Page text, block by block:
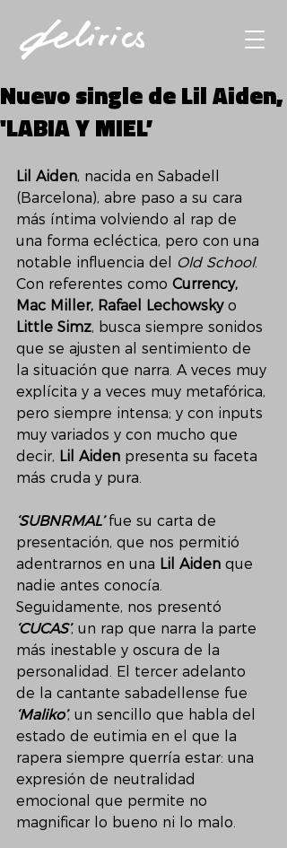
Nuevo single de Lil Aiden,
'LABIA Y MIEL’
Lil Aiden, nacida en Sabadell
(Barcelona), abre paso a su cara
más íntima volviendo al rap de
una forma ecléctica, pero con una
notable influencia del
Old School.
Con referentes como Currency,
Mac Miller, Rafael Lechowsky o
Little Simz, busca siempre sonidos
que se ajusten al sentimiento de
la situación que narra. A veces muy
explícita y a veces muy metafórica,
pero siempre intensa; y con inputs
muy variados y con mucho que
decir, Lil Aiden presenta su faceta
más cruda y pura.
‘SUBNRMAL’ fue su carta de
presentación, que nos permitió
adentrarnos en una Lil Aiden que
nadie antes conocía.
Seguidamente, nos presentó
‘CUCAS’, un rap que narra la parte
más inestable y oscura de la
personalidad. El tercer adelanto
de la cantante sabadellense fue
‘Maliko’, un sencillo que habla del
estado de eutimia en el que la
rapera siempre querría estar: una
expresión de neutralidad
emocional que permite no
magnificar lo bueno ni lo malo.